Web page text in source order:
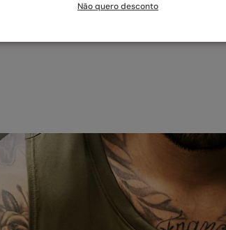
Não quero desconto